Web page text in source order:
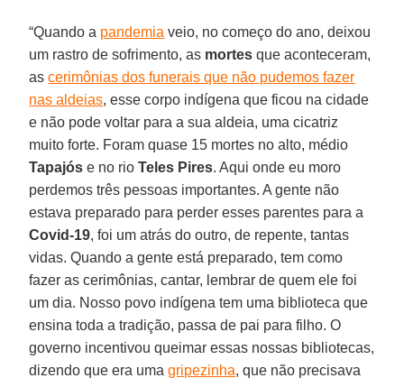
“Quando a pandemia veio, no começo do ano, deixou
um rastro de sofrimento, as mortes que aconteceram,
ascerimônias dos funerais que não pudemos fazer
nas aldeias, esse corpo indígena que ficou na cidade
e não pode voltar para a sua aldeia, uma cicatriz
muito forte. Foram quase 15 mortes no alto, médio
Tapajós e no rioTeles Pires. Aqui onde eu moro
perdemos três pessoas importantes. A gente não
estava preparado para perder esses parentes para a
Covid-19, foi um atrás do outro, de repente, tantas
vidas. Quando a gente está preparado, tem como
fazer as cerimônias, cantar, lembrar de quem ele foi
um dia. Nosso povo indígena tem uma biblioteca que
ensina toda a tradição, passa de pai para filho. O
governo incentivou queimar essas nossas bibliotecas,
dizendo que era umagripezinha, que não precisava